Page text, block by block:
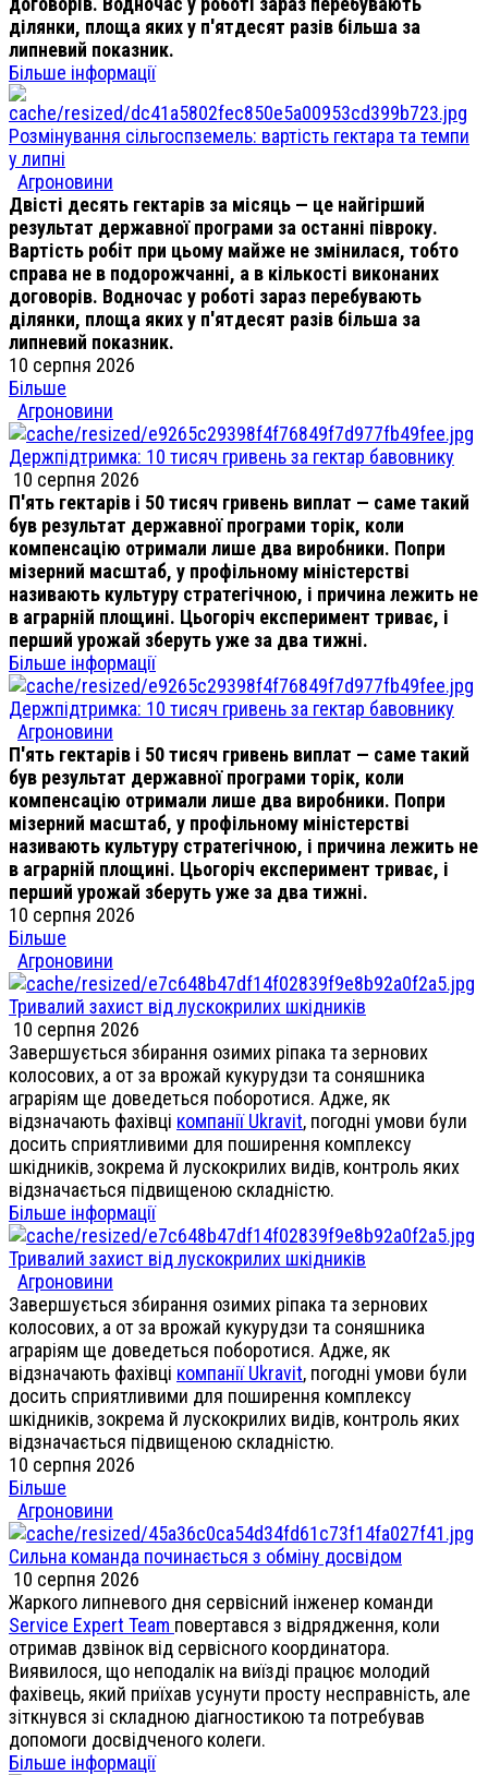
ділянки, площа яких у п'ятдесят разів більша за
липневий показник.
Більше інформації
Розмінування сільгоспземель: вартість гектара та темпи
у липні
Агроновини
Двісті десять гектарів за місяць — це найгірший
результат державної програми за останні півроку.
Вартість робіт при цьому майже не змінилася, тобто
справа не в подорожчанні, а в кількості виконаних
договорів. Водночас у роботі зараз перебувають
ділянки, площа яких у п'ятдесят разів більша за
липневий показник.
10 серпня 2026
Більше
Агроновини
Держпідтримка: 10 тисяч гривень за гектар бавовнику
10 серпня 2026
П'ять гектарів і 50 тисяч гривень виплат — саме такий
був результат державної програми торік, коли
компенсацію отримали лише два виробники. Попри
мізерний масштаб, у профільному міністерстві
називають культуру стратегічною, і причина лежить не
в аграрній площині. Цьогоріч експеримент триває, і
перший урожай зберуть уже за два тижні.
Більше інформації
Держпідтримка: 10 тисяч гривень за гектар бавовнику
Агроновини
П'ять гектарів і 50 тисяч гривень виплат — саме такий
був результат державної програми торік, коли
компенсацію отримали лише два виробники. Попри
мізерний масштаб, у профільному міністерстві
називають культуру стратегічною, і причина лежить не
в аграрній площині. Цьогоріч експеримент триває, і
перший урожай зберуть уже за два тижні.
10 серпня 2026
Більше
Агроновини
Тривалий захист від лускокрилих шкідників
10 серпня 2026
Завершується збирання озимих ріпака та зернових
колосових, а от за врожай кукурудзи та соняшника
аграріям ще доведеться поборотися. Адже, як
відзначають фахівці компанії Ukravit, погодні умови були
досить сприятливими для поширення комплексу
шкідників, зокрема й лускокрилих видів, контроль яких
відзначається підвищеною складністю.
Більше інформації
Тривалий захист від лускокрилих шкідників
Агроновини
Завершується збирання озимих ріпака та зернових
колосових, а от за врожай кукурудзи та соняшника
аграріям ще доведеться поборотися. Адже, як
відзначають фахівці компанії Ukravit, погодні умови були
досить сприятливими для поширення комплексу
шкідників, зокрема й лускокрилих видів, контроль яких
відзначається підвищеною складністю.
10 серпня 2026
Більше
Агроновини
Сильна команда починається з обміну досвідом
10 серпня 2026
Жаркого липневого дня сервісний інженер команди
Service Expert Team повертався з відрядження, коли
отримав дзвінок від сервісного координатора.
Виявилося, що неподалік на виїзді працює молодий
фахівець, який приїхав усунути просту несправність, але
зіткнувся зі складною діагностикою та потребував
допомоги досвідченого колеги.
Більше інформації